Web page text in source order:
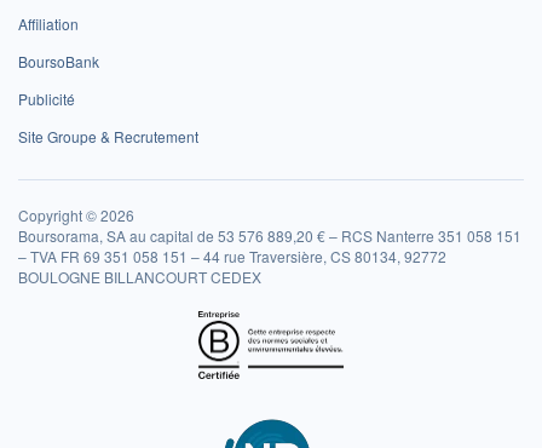
Affiliation
BoursoBank
Publicité
Site Groupe & Recrutement
Copyright © 2026
Boursorama, SA au capital de 53 576 889,20 € – RCS Nanterre 351 058 151
– TVA FR 69 351 058 151 – 44 rue Traversière, CS 80134, 92772
BOULOGNE BILLANCOURT CEDEX